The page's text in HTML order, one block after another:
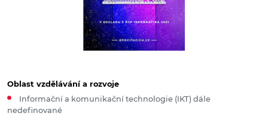
Oblast vzdělávání a rozvoje
Informační a komunikační technologie (IKT) dále
nedefinované